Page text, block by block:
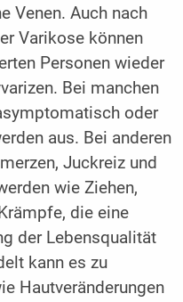
Venen. Auch nach
Varikose können
Personen wieder
Bei manchen
oder
aus. Bei anderen
Juckreiz und
wie Ziehen,
die eine
der Lebensqualität
kann es zu
Hautveränderungen